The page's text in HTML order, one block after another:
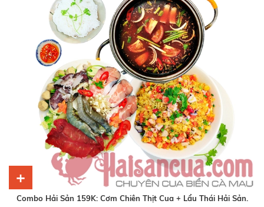
+
Combo Hải Sản 159K: Cơm Chiên Thịt Cua + Lẩu Thái Hải Sản.